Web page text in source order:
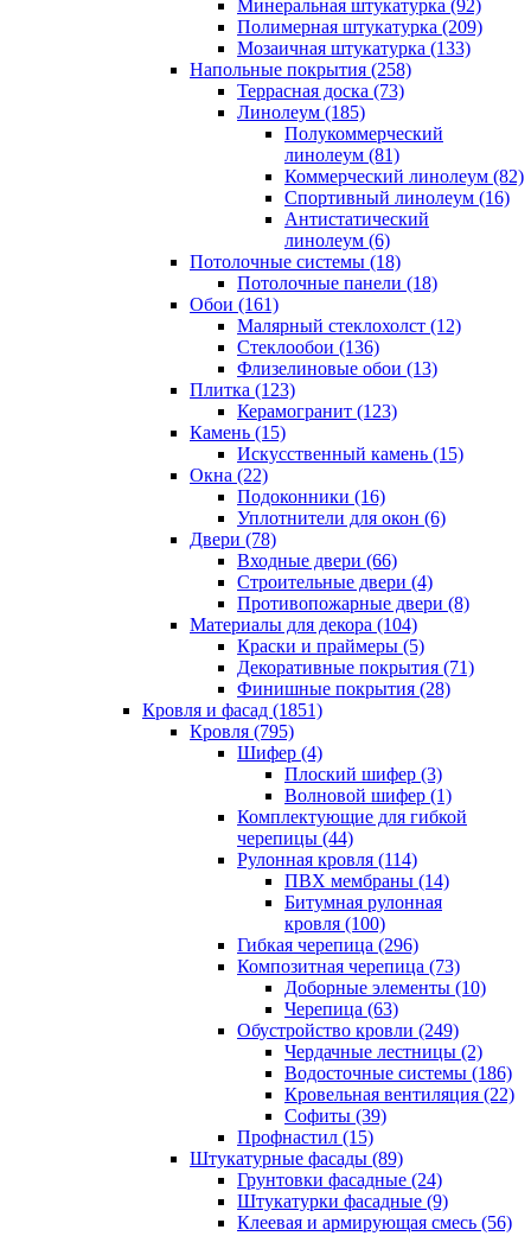
Минеральная штукатурка (92)
Полимерная штукатурка (209)
Мозаичная штукатурка (133)
Напольные покрытия (258)
Террасная доска (73)
Линолеум (185)
Полукоммерческий
линолеум (81)
Коммерческий линолеум (82)
Спортивный линолеум (16)
Антистатический
линолеум (6)
Потолочные системы (18)
Потолочные панели (18)
Обои (161)
Малярный стеклохолст (12)
Стеклообои (136)
Флизелиновые обои (13)
Плитка (123)
Керамогранит (123)
Камень (15)
Искусственный камень (15)
Окна (22)
Подоконники (16)
Уплотнители для окон (6)
Двери (78)
Входные двери (66)
Строительные двери (4)
Противопожарные двери (8)
Материалы для декора (104)
Краски и праймеры (5)
Декоративные покрытия (71)
Финишные покрытия (28)
Кровля и фасад (1851)
Кровля (795)
Шифер (4)
Плоский шифер (3)
Волновой шифер (1)
Комплектующие для гибкой
черепицы (44)
Рулонная кровля (114)
ПВХ мембраны (14)
Битумная рулонная
кровля (100)
Гибкая черепица (296)
Композитная черепица (73)
Доборные элементы (10)
Черепица (63)
Обустройство кровли (249)
Чердачные лестницы (2)
Водосточные системы (186)
Кровельная вентиляция (22)
Cофиты (39)
Профнастил (15)
Штукатурные фасады (89)
Грунтовки фасадные (24)
Штукатурки фасадные (9)
Клеевая и армирующая смесь (56)